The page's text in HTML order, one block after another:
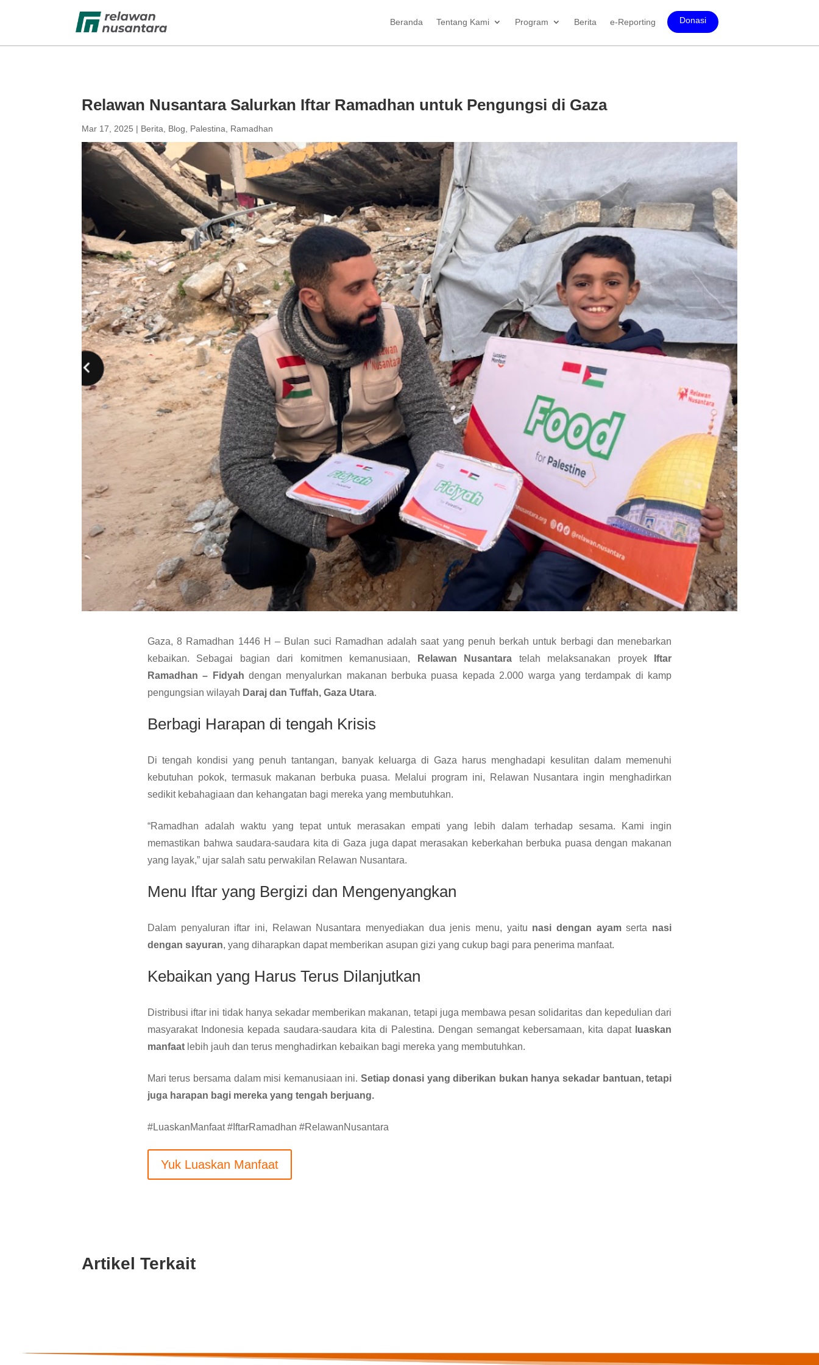
Beranda Tentang Kami Program Berita e-Reporting Donasi
Relawan Nusantara Salurkan Iftar Ramadhan untuk Pengungsi di Gaza
Mar 17, 2025 | Berita Blog Palestina Ramadhan
Gaza, 8 Ramadhan 1446 H – Bulan suci Ramadhan adalah saat yang penuh berkah untuk berbagi dan menebarkan
kebaikan. Sebagai bagian dari komitmen kemanusiaan,
Relawan Nusantara telah melaksanakan proyek
Iftar
Ramadhan – Fidyah dengan menyalurkan makanan berbuka puasa kepada 2.000 warga yang terdampak di kamp
pengungsian wilayah Daraj dan Tuffah, Gaza Utara.
Berbagi Harapan di tengah Krisis
Di tengah kondisi yang penuh tantangan, banyak keluarga di Gaza harus menghadapi kesulitan dalam memenuhi
kebutuhan pokok, termasuk makanan berbuka puasa. Melalui program ini, Relawan Nusantara ingin menghadirkan
sedikit kebahagiaan dan kehangatan bagi mereka yang membutuhkan.
“Ramadhan adalah waktu yang tepat untuk merasakan empati yang lebih dalam terhadap sesama. Kami ingin
memastikan bahwa saudara-saudara kita di Gaza juga dapat merasakan keberkahan berbuka puasa dengan makanan
yang layak,” ujar salah satu perwakilan Relawan Nusantara.
Menu Iftar yang Bergizi dan Mengenyangkan
Dalam penyaluran iftar ini, Relawan Nusantara menyediakan dua jenis menu, yaitu nasi dengan ayamserta nasi
dengan sayuran, yang diharapkan dapat memberikan asupan gizi yang cukup bagi para penerima manfaat.
Kebaikan yang Harus Terus Dilanjutkan
Distribusi iftar ini tidak hanya sekadar memberikan makanan, tetapi juga membawa pesan solidaritas dan kepedulian dari
masyarakat Indonesia kepada saudara-saudara kita di Palestina. Dengan semangat kebersamaan, kita dapat luaskan
manfaatlebih jauh dan terus menghadirkan kebaikan bagi mereka yang membutuhkan.
Mari terus bersama dalam misi kemanusiaan ini. Setiap donasi yang diberikan bukan hanya sekadar bantuan, tetapi
juga harapan bagi mereka yang tengah berjuang.
#LuaskanManfaat #IftarRamadhan #RelawanNusantara
Yuk Luaskan Manfaat
Artikel Terkait